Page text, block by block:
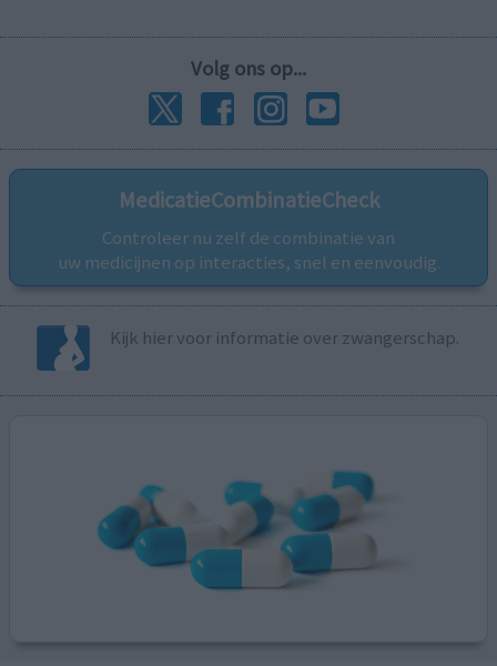
Volg ons op...
MedicatieCombinatieCheck
Controleer nu zelf de combinatie van
uw medicijnen op interacties, snel en eenvoudig.
Kijk hier voor informatie over zwangerschap.